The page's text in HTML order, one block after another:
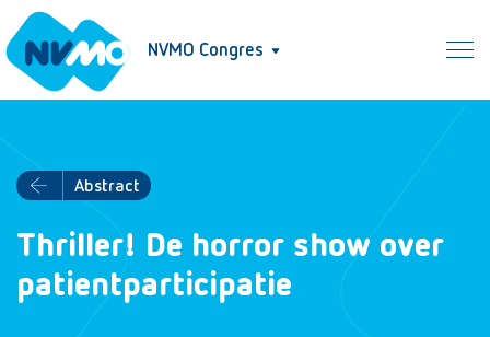
NVMO Congres
Abstract
Thriller! De horror show over
patientparticipatie